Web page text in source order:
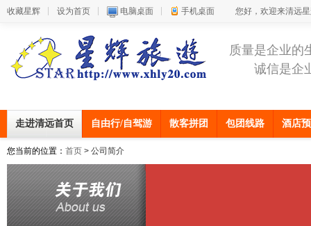
收藏星辉 设为首页 电脑桌面 手机桌面 您好，欢迎来清远
质量是企业的
诚信是企
走进清远首页 自由行/自驾游 散客拼团 包团线路 酒店
您当前的位置： 首页 > 公司简介